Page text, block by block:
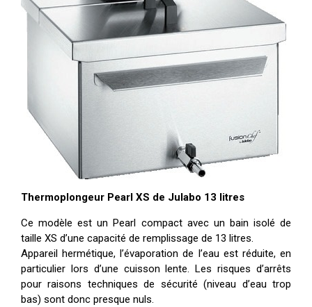
Thermoplongeur Pearl XS de Julabo 13 litres
Ce modèle est un Pearl compact avec un bain isolé de
taille XS d’une capacité de remplissage de 13 litres.
Appareil hermétique, l’évaporation de l’eau est réduite, en
particulier lors d’une cuisson lente. Les risques d’arrêts
pour raisons techniques de sécurité (niveau d’eau trop
bas) sont donc presque nuls.